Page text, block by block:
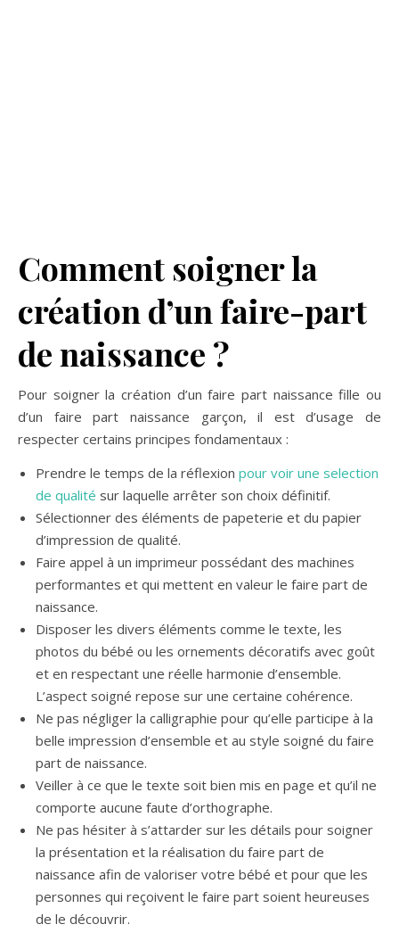
Comment soigner la
création d’un faire-part
de naissance ?
Pour soigner la création d’un faire part naissance fille ou
d’un faire part naissance garçon, il est d’usage de
respecter certains principes fondamentaux :
Prendre le temps de la réflexion pour voir une selection
de qualité sur laquelle arrêter son choix définitif.
Sélectionner des éléments de papeterie et du papier
d’impression de qualité.
Faire appel à un imprimeur possédant des machines
performantes et qui mettent en valeur le faire part de
naissance.
Disposer les divers éléments comme le texte, les
photos du bébé ou les ornements décoratifs avec goût
et en respectant une réelle harmonie d’ensemble.
L’aspect soigné repose sur une certaine cohérence.
Ne pas négliger la calligraphie pour qu’elle participe à la
belle impression d’ensemble et au style soigné du faire
part de naissance.
Veiller à ce que le texte soit bien mis en page et qu’il ne
comporte aucune faute d’orthographe.
Ne pas hésiter à s’attarder sur les détails pour soigner
la présentation et la réalisation du faire part de
naissance afin de valoriser votre bébé et pour que les
personnes qui reçoivent le faire part soient heureuses
de le découvrir.